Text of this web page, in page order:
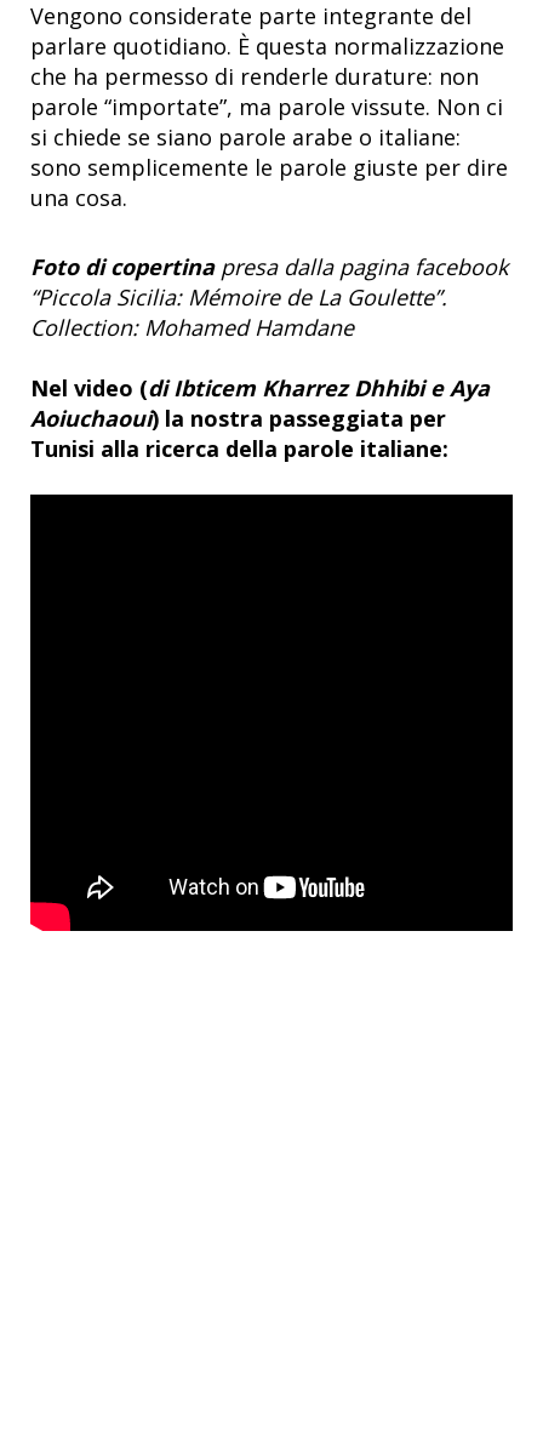
Vengono considerate parte integrante del
parlare quotidiano. È questa normalizzazione
che ha permesso di renderle durature: non
parole “importate”, ma parole vissute. Non ci
si chiede se siano parole arabe o italiane:
sono semplicemente le parole giuste per dire
una cosa.
Foto di copertina presa dalla pagina facebook
“Piccola Sicilia: Mémoire de La Goulette”.
Collection: Mohamed Hamdane
Nel video (di Ibticem Kharrez Dhhibi e Aya
Aoiuchaoui) la nostra passeggiata per
Tunisi alla ricerca della parole italiane: